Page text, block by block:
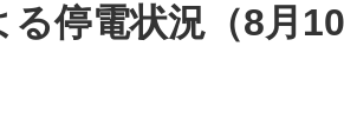
停電状況（8月10